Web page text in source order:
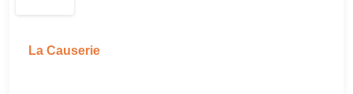
La Causerie